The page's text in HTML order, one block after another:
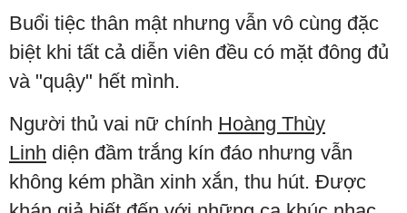
Buổi tiệc thân mật nhưng vẫn vô cùng đặc
biệt khi tất cả diễn viên đều có mặt đông đủ
và "quậy" hết mình.
Người thủ vai nữ chính Hoàng Thùy
Linh diện đầm trắng kín đáo nhưng vẫn
không kém phần xinh xắn, thu hút. Được